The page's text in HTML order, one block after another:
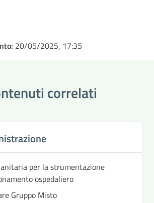
20/05/2025, 17:35
correlati
per la strumentazione
ospedaliero
Gruppo Misto